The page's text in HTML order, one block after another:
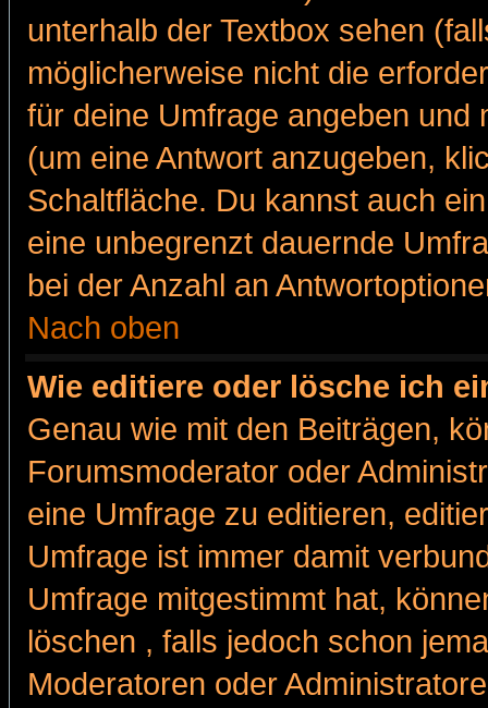
unterhalb der Textbox sehen
möglicherweise nicht die
für deine Umfrage angeben und
(um eine Antwort anzugeben,
Schaltfläche. Du kannst auch
eine unbegrenzt dauernde
bei der Anzahl an
Nach oben
Wie editiere oder lösche ich
Genau wie mit den Beiträgen,
Forumsmoderator oder
eine Umfrage zu editieren,
Umfrage ist immer damit
Umfrage mitgestimmt hat,
löschen , falls jedoch schon
Moderatoren oder